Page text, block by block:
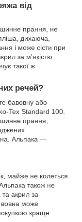
від
прання, не
дихаюча,
і може сісти при
за м'якістю
такої ж
речей?
бавовну або
Tex Standard 100.
прання,
Альпака —
майже не колеться
також не
та акрил за
вовна може
краще